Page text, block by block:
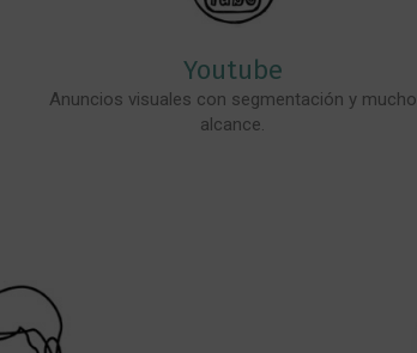
Youtube
Anuncios visuales con segmentación y mucho
alcance.